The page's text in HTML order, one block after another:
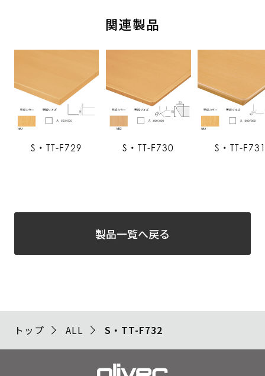
関連製品
S・TT-F729 S・TT-F730 S・TT-
製品一覧へ戻る
トップ ALL S・TT-F732